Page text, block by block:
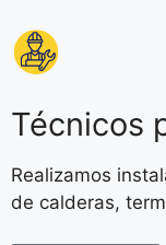
Técnicos
Realizamos
de calderas,